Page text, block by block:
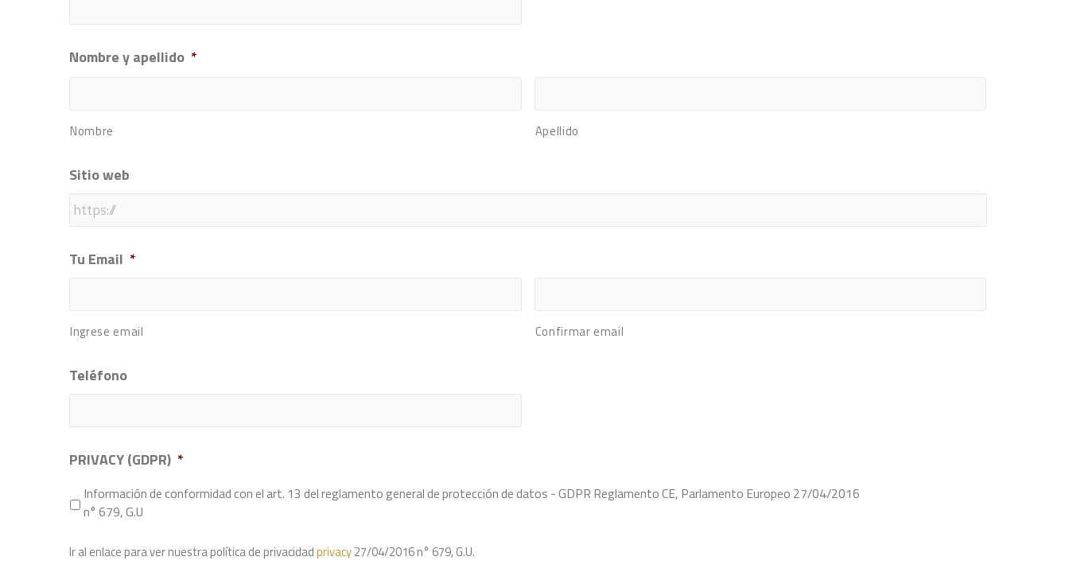
Nombre y apellido *
Nombre Apellido
Sitio web
Tu Email *
Ingrese email Confirmar email
Teléfono
PRIVACY (GDPR) *
Información de conformidad con el art. 13 del reglamento general de protección de datos - GDPR Reglamento CE, Parlamento Europeo 27/04/2016
n° 679, G.U
Ir al enlace para ver nuestra política de privacidadprivacy27/04/2016 n° 679, G.U.